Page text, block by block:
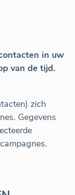
in uw
van de tijd.
zich
Gegevens